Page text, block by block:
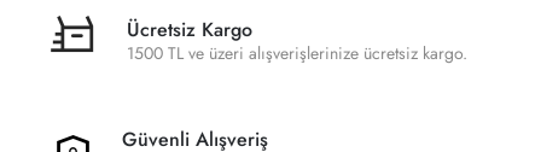
Ücretsiz Kargo
1500 TL ve üzeri alışverişlerinize ücretsiz kargo.
Güvenli Alışveriş